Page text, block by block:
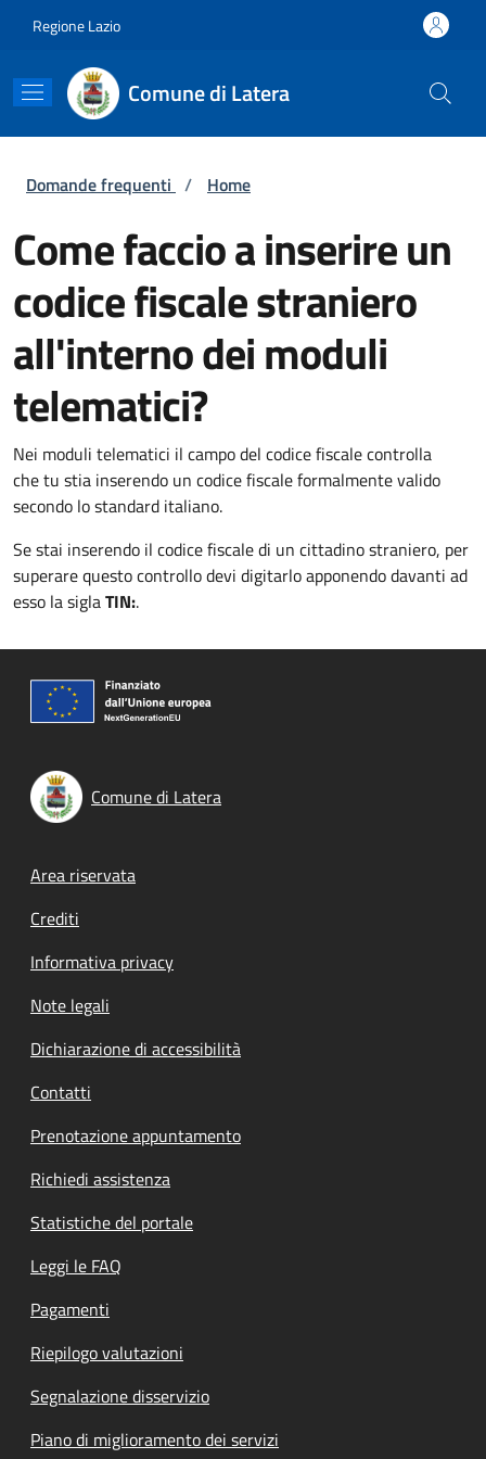
Regione Lazio
Comune di Latera
Briciole di pane
Domande frequenti / Home
Come faccio a inserire un
codice fiscale straniero
all'interno dei moduli
telematici?
Nei moduli telematici il campo del codice fiscale controlla
che tu stia inserendo un codice fiscale formalmente valido
secondo lo standard italiano.
Se stai inserendo il codice fiscale di un cittadino straniero, per
superare questo controllo devi digitarlo apponendo davanti ad
esso la siglaTIN:.
Comune di Latera
Footer menu
Area riservata
Crediti
Informativa privacy
Note legali
Dichiarazione di accessibilità
Contatti
Prenotazione appuntamento
Richiedi assistenza
Statistiche del portale
Leggi le FAQ
Pagamenti
Riepilogo valutazioni
Segnalazione disservizio
Piano di miglioramento dei servizi